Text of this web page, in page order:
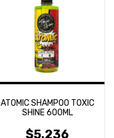
ATOMIC SHAMPOO TOXIC
SHINE 600ML
$5.236